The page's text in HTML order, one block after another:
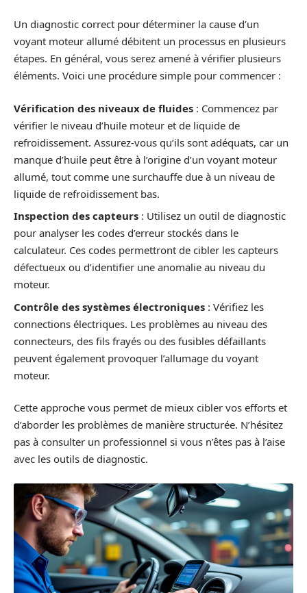
Un diagnostic correct pour déterminer la cause d’un
voyant moteur allumé débitent un processus en plusieurs
étapes. En général, vous serez amené à vérifier plusieurs
éléments. Voici une procédure simple pour commencer :
Vérification des niveaux de fluides : Commencez par
vérifier le niveau d’huile moteur et de liquide de
refroidissement. Assurez-vous qu’ils sont adéquats, car un
manque d’huile peut être à l’origine d’un voyant moteur
allumé, tout comme une surchauffe due à un niveau de
liquide de refroidissement bas.
Inspection des capteurs : Utilisez un outil de diagnostic
pour analyser les codes d’erreur stockés dans le
calculateur. Ces codes permettront de cibler les capteurs
défectueux ou d’identifier une anomalie au niveau du
moteur.
Contrôle des systèmes électroniques : Vérifiez les
connections électriques. Les problèmes au niveau des
connecteurs, des fils frayés ou des fusibles défaillants
peuvent également provoquer l’allumage du voyant
moteur.
Cette approche vous permet de mieux cibler vos efforts et
d’aborder les problèmes de manière structurée. N’hésitez
pas à consulter un professionnel si vous n’êtes pas à l’aise
avec les outils de diagnostic.